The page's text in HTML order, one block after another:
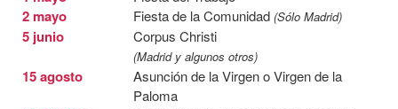
2 mayo Fiesta de la Comunidad (Sólo Madrid)
5 junio Corpus Christi
(Madrid y algunos otros)
15 agosto
Asunción de la Virgen o Virgen de la
Paloma